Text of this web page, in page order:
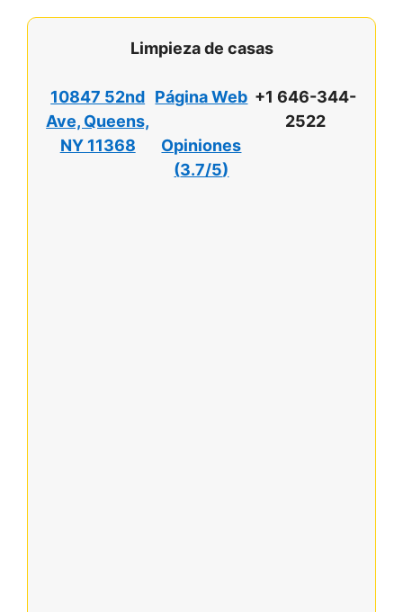
Limpieza de casas
10847 52nd
Ave, Queens,
NY 11368
Página Web
Opiniones
(3.7/5)
+1 646-344-
2522